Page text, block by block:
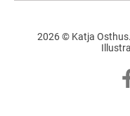
2026 © Katja